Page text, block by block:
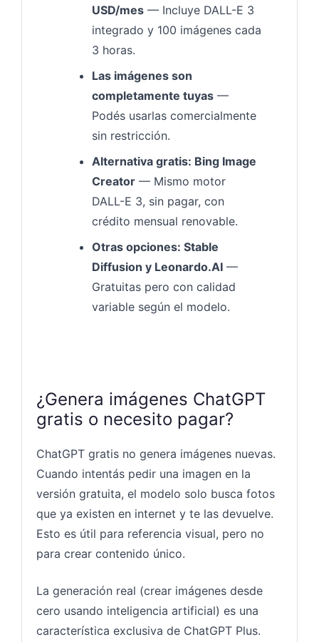
USD/mes — Incluye DALL-E 3
integrado y 100 imágenes cada
3 horas.
Las imágenes son
completamente tuyas —
Podés usarlas comercialmente
sin restricción.
Alternativa gratis: Bing Image
Creator — Mismo motor
DALL-E 3, sin pagar, con
crédito mensual renovable.
Otras opciones: Stable
Diffusion y Leonardo.AI —
Gratuitas pero con calidad
variable según el modelo.
¿Genera imágenes ChatGPT
gratis o necesito pagar?
ChatGPT gratis no genera imágenes nuevas.
Cuando intentás pedir una imagen en la
versión gratuita, el modelo solo busca fotos
que ya existen en internet y te las devuelve.
Esto es útil para referencia visual, pero no
para crear contenido único.
La generación real (crear imágenes desde
cero usando inteligencia artificial) es una
característica exclusiva de ChatGPT Plus.